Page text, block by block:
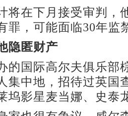
在下月接受审判，
罪，可能面临30年监
匿财产
国际高尔夫俱乐部
集中地，招待过英国
坞影星麦当娜、史泰